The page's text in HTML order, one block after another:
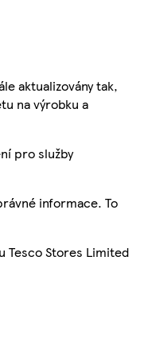
aktualizovány tak,
na výrobku a
pro služby
informace. To
Tesco Stores Limited